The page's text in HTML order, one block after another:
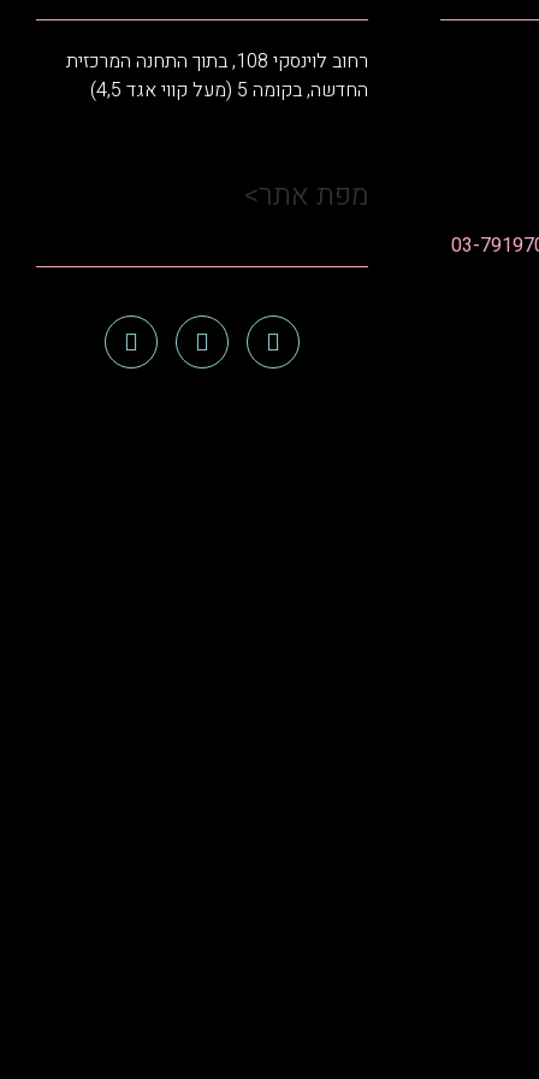
03-
רחוב לוינסקי 108, בתוך התחנה המרכזית
החדשה, בקומה 5 (מעל קווי אגד 4,5)
מפת אתר>